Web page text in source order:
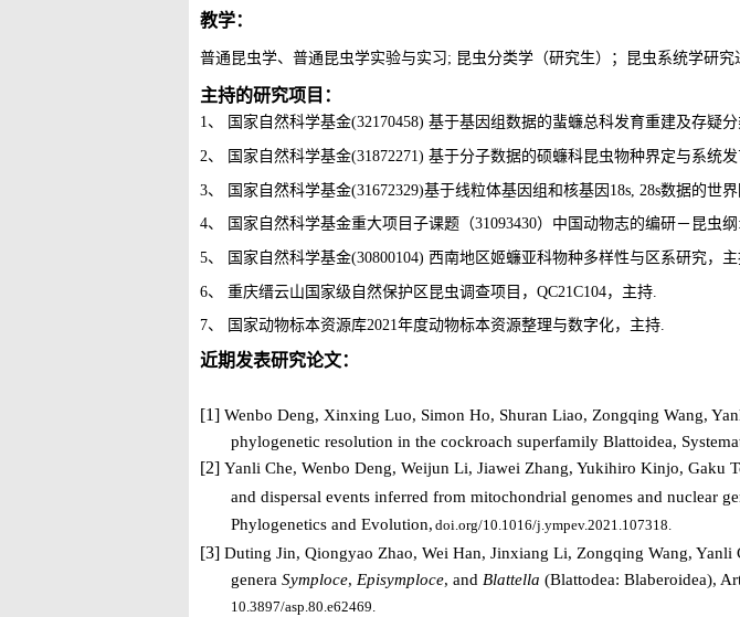
教学：
普通昆虫学、普通昆虫学实验与实习; 昆虫分类学（研究生）；昆虫系统学研究
主持的研究项目：
1、 国家自然科学基金(32170458) 基于基因组数据的蜚蠊总科发育重建及存疑分
2、 国家自然科学基金(31872271) 基于分子数据的硕蠊科昆虫物种界定与系统
3、 国家自然科学基金(31672329)基于线粒体基因组和核基因18s, 28s数据的世
4、 国家自然科学基金重大项目子课题（31093430）中国动物志的编研－昆虫纲 :
5、 国家自然科学基金(30800104) 西南地区姬蠊亚科物种多样性与区系研究，
6、 重庆缙云山国家级自然保护区昆虫调查项目， QC21C104，主持.
7、 国家动物标本资源库2021年度动物标本资源整理与数字化，主持.
近期发表研究论文：
[1] Wenbo Deng, Xinxing Luo, Simon Ho, Shuran Liao, Zongqing Wang,
phylogenetic resolution in the cockroach superfamily Blattoidea,
[2] Yanli Che, Wenbo Deng, Weijun Li, Jiawei Zhang, Yukihiro Kinjo, Gaku
and dispersal events inferred from mitochondrial genomes and nuclear
Phylogenetics and Evolution, doi.org/10.1016/j.ympev.2021.107318
[3] Duting Jin, Qiongyao Zhao, Wei Han, Jinxiang Li, Zongqing Wang,
genera Symploce, Episymploce, and Blattella (Blattodea: Blaberoidea),
10.3897/asp.80.e62469.